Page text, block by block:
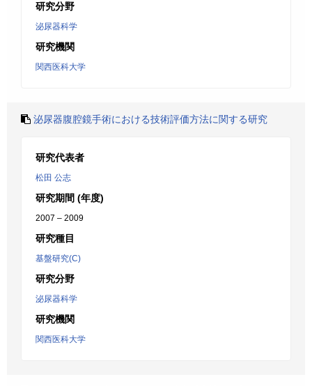
研究分野
泌尿器科学
研究機関
関西医科大学
泌尿器腹腔鏡手術における技術評価方法に関する研究
研究代表者
松田 公志
研究期間 (年度)
2007 – 2009
研究種目
基盤研究(C)
研究分野
泌尿器科学
研究機関
関西医科大学